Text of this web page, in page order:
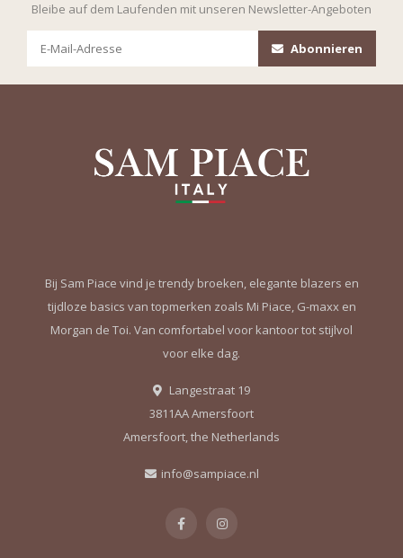
Bleibe auf dem Laufenden mit unseren Newsletter-Angeboten
Abonnieren
Bij Sam Piace vind je trendy broeken, elegante blazers en
tijdloze basics van topmerken zoals Mi Piace, G-maxx en
Morgan de Toi. Van comfortabel voor kantoor tot stijlvol
voor elke dag.
Langestraat 19
3811AA Amersfoort
Amersfoort, the Netherlands
info@sampiace.nl